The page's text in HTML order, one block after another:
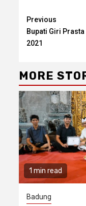
Previous
Bupati Giri Prasta
2021
MORE
1 min read
Badung